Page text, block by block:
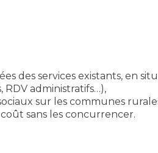
des services existants, en
RDV administratifs…),
sur les communes
sans les concurrencer.